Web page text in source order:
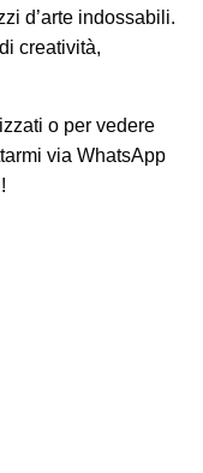
d’arte indossabili.
creatività,
o per vedere
via WhatsApp